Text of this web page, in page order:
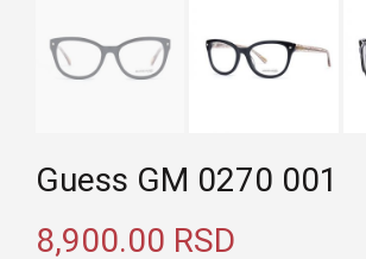
Guess GM 0270 001
8,900.00 RSD